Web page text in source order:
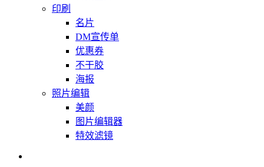
印刷
名片
DM宣传单
优惠券
不干胶
海报
照片编辑
美颜
图片编辑器
特效滤镜